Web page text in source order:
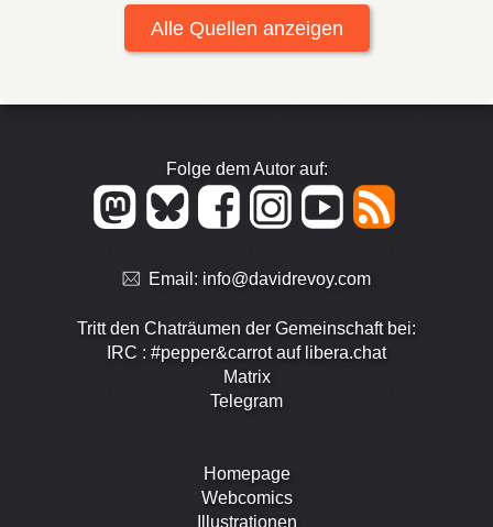
Alle Quellen anzeigen
Folge dem Autor auf:
Email: info@davidrevoy.com
Tritt den Chaträumen der Gemeinschaft bei:
IRC : #pepper&carrot auf libera.chat
Matrix
Telegram
Homepage
Webcomics
Illustrationen